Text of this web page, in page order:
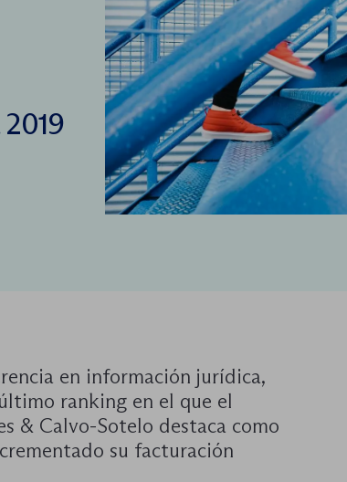
en información jurídica,
ranking en el que el
& Calvo-Sotelo destaca como
su facturación